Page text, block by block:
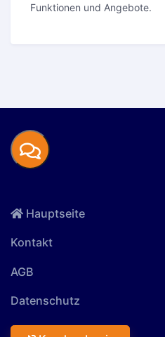
Funktionen und Angebote.
Hauptseite
Kontakt
AGB
Datenschutz